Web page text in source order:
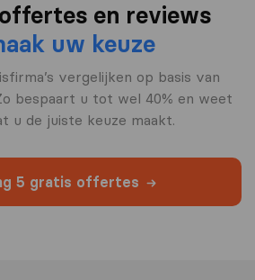
en reviews
uw keuze
vergelijken op basis van
bespaart u tot wel 40% en weet
u de juiste keuze maakt.
5 gratis offertes